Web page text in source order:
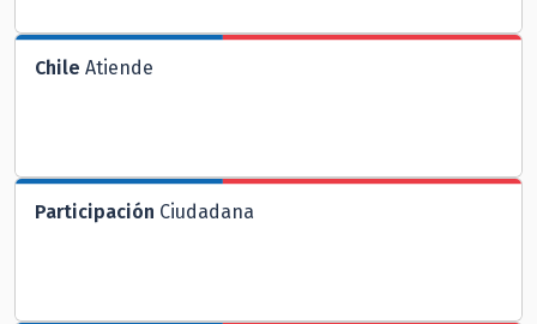
Chile Atiende
Participación Ciudadana